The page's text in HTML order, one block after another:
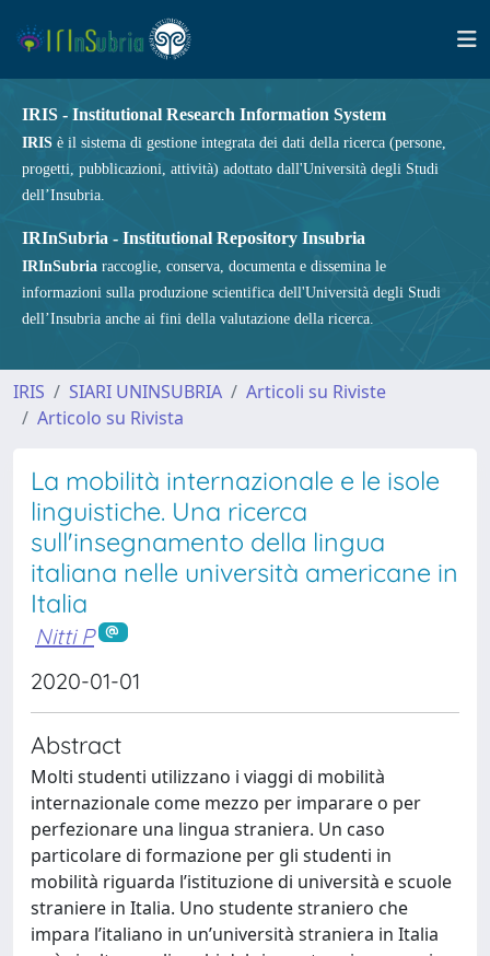
IRIS - Institutional Research Information System
IRIS è il sistema di gestione integrata dei dati della ricerca (persone,
progetti, pubblicazioni, attività) adottato dall'Università degli Studi
dell’Insubria.
IRInSubria - Institutional Repository Insubria
IRInSubria raccoglie, conserva, documenta e dissemina le
informazioni sulla produzione scientifica dell'Università degli Studi
dell’Insubria anche ai fini della valutazione della ricerca.
IRIS SIARI UNINSUBRIA
Articoli su Riviste
Articolo su Rivista
La mobilità internazionale e le isole
linguistiche. Una ricerca
sull'insegnamento della lingua
italiana nelle università americane in
Italia
Nitti P
2020-01-01
Abstract
Molti studenti utilizzano i viaggi di mobilità
internazionale come mezzo per imparare o per
perfezionare una lingua straniera. Un caso
particolare di formazione per gli studenti in
mobilità riguarda l’istituzione di università e scuole
straniere in Italia. Uno studente straniero che
impara l’italiano in un’università straniera in Italia